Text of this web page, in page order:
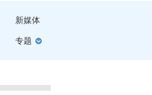
新媒体
专题